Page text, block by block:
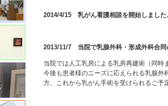
2014/4/15 乳がん看護相談を開始しました
2013/11/7 当院で乳腺外科・形成外科合同
当院では人工乳房による乳房再建術（同時
今後も患者様のニーズに応えられる乳腺外
方、これから乳がん手術を受けられるご予